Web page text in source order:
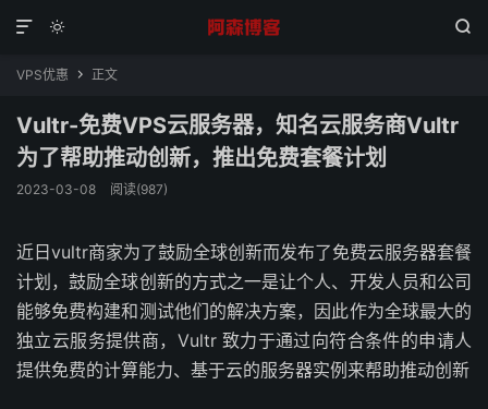
 

VPS优惠  正文
Vultr-免费VPS云服务器，知名云服务商Vultr
为了帮助推动创新，推出免费套餐计划
2023-03-08 阅读(987)
近日vultr商家为了鼓励全球创新而发布了免费云服务器套餐
计划，鼓励全球创新的方式之一是让个人、开发人员和公司
能够免费构建和测试他们的解决方案，因此作为全球最大的
独立云服务提供商，Vultr 致力于通过向符合条件的申请人
提供免费的计算能力、基于云的服务器实例来帮助推动创新